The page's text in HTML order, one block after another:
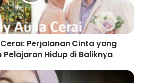
Perjalanan Cinta yang
Pelajaran Hidup di Baliknya